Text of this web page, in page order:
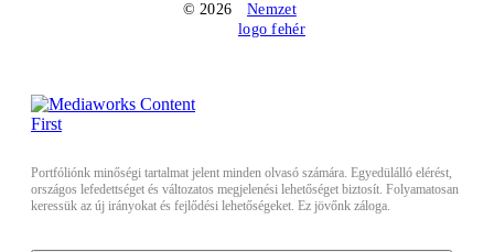
© 2026
Portfóliónk minőségi tartalmat jelent minden olvasó számára. Egyedülálló elérést,
országos lefedettséget és változatos megjelenési lehetőséget biztosít. Folyamatosan
keressük az új irányokat és fejlődési lehetőségeket. Ez jövőnk záloga.